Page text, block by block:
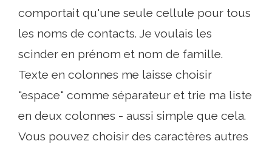
comportait qu'une seule cellule pour tous
les noms de contacts. Je voulais les
scinder en prénom et nom de famille.
Texte en colonnes me laisse choisir
"espace" comme séparateur et trie ma liste
en deux colonnes - aussi simple que cela.
Vous pouvez choisir des caractères autres